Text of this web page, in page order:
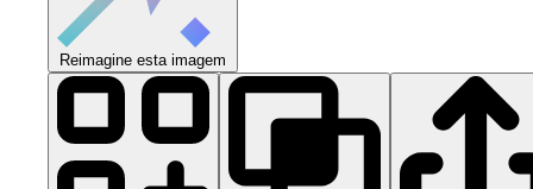
Reimagine esta imagem